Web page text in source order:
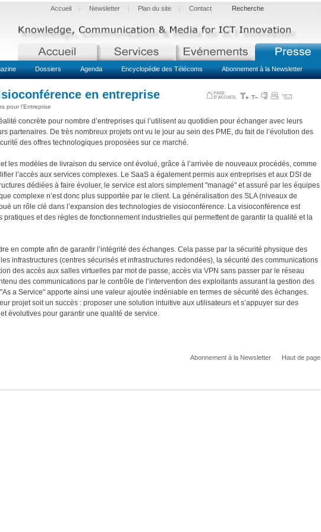
Accueil Newsletter Plan du site Contact Recherche
Dossiers Agenda Encyclopédie des Télécoms Abonnement à la Newsletter
en entreprise
pour l’Entreprise
concrète pour nombre d’entreprises qui l’utilisent au quotidien pour échanger avec leurs
partenaires. De très nombreux projets ont vu le jour au sein des PME, du fait de l’évolution des
des offres technologiques proposées sur ce marché.
les modèles de livraison du service ont évolué, grâce à l’arrivée de nouveaux procédés, comme
l’accès aux services complexes. Le SaaS a également permis aux entreprises et aux DSI de
dédiées à faire évoluer, le service est alors simplement "managé" et assuré par les équipes
complexe n’est donc plus supportée par le client. La généralisation des SLA (niveaux de
un rôle clé dans l’expansion des technologies de visioconférence. La visioconférence est
et des règles de fonctionnement industrielles qui permettent de garantir la qualité et la
en compte afin de garantir l’intégrité des échanges. Cela passe par la sécurité physique des
infrastructures (centres sécurisés et infrastructures redondées), la sécurité des communications
des accès aux salles virtuelles par mot de passe, accès via VPN sans passer par le réseau
des communications par le contrôle de l’intervention des exploitants assurant la gestion des
a Service" apporte ainsi une valeur ajoutée indéniable en termes de sécurité des échanges.
projet soit un succès : proposer une solution intuitive aux utilisateurs et s’appuyer sur des
évolutives pour garantir une qualité de service.
Abonnement à la Newsletter Haut de page